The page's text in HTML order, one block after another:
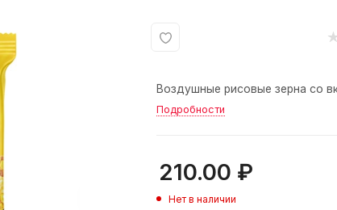
Воздушные рисовые зерна со
Подробности
210.00 ₽
Нет в наличии